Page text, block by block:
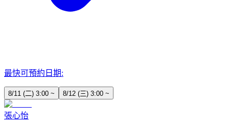
最快可預約日期:
8/11 (二) 3:00 ~ 8/12 (三) 3:00 ~
張心怡